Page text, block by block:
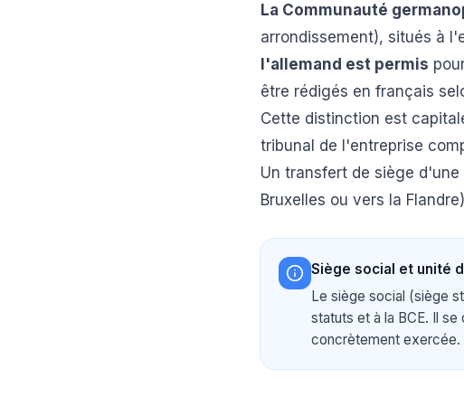
La Communauté
arrondissement), situés à
l'allemand est permis
être rédigés en français
Cette distinction est
tribunal de l'entreprise
Un transfert de siège
Bruxelles ou vers la
Siège social et unité
Le siège social (siège
statuts et à la BCE. Il
concrètement exercée.